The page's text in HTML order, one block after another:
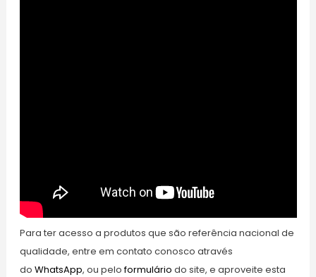
Para ter acesso a produtos que são referência nacional de
qualidade, entre em contato conosco através
do WhatsApp, ou peloformulário do site, e aproveite esta